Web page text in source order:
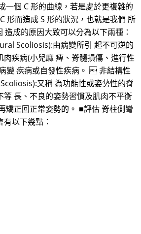
一個 C 形的曲線，若是處於更複雜的
形而造成 S 形的狀況，也就是我們 所
造成的原因大致可以分為以下兩種：
Scoliosis):由病變所引 起不可逆的
疾病(小兒麻 痺、脊髓損傷、進行性
變 疾病或自發性疾病。  非結構性
又稱 為功能性或姿勢性的脊
等 長、不良的姿勢習慣及肌肉不平衡
矯正回正常姿勢的。 ■評估 脊柱側彎
以下幾點：